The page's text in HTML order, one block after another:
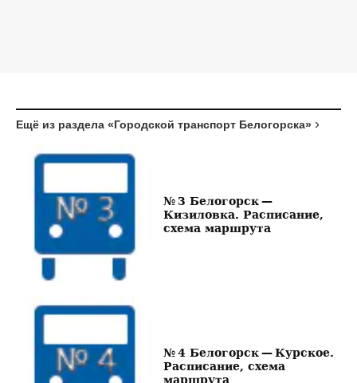
Ещё из раздела «Городской транспорт Белогорска»
№ 3 Белогорск —
Кизиловка. Расписание,
схема маршрута
№ 4 Белогорск — Курское.
Расписание, схема
маршрута